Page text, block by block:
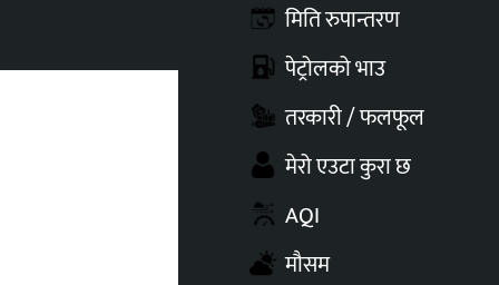
मिति रुपान्तरण
पेट्रोलको भाउ
तरकारी / फलफूल
मेरो एउटा कुरा छ
AQI
मौसम